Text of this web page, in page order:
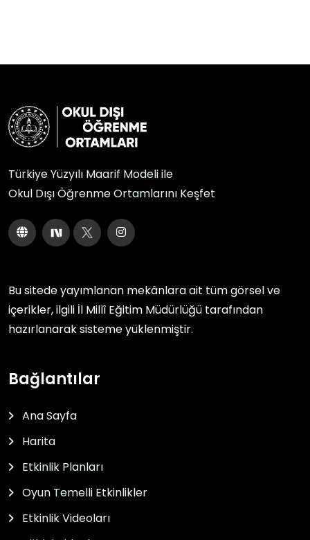
Türkiye Yüzyılı Maarif Modeli ile
Okul Dışı Öğrenme Ortamlarını Keşfet
Bu sitede yayımlanan mekânlara ait tüm görsel ve
içerikler, ilgili İl Millî Eğitim Müdürlüğü tarafından
hazırlanarak sisteme yüklenmiştir.
Bağlantılar
Ana Sayfa
Harita
Etkinlik Planları
Oyun Temelli Etkinlikler
Etkinlik Videoları